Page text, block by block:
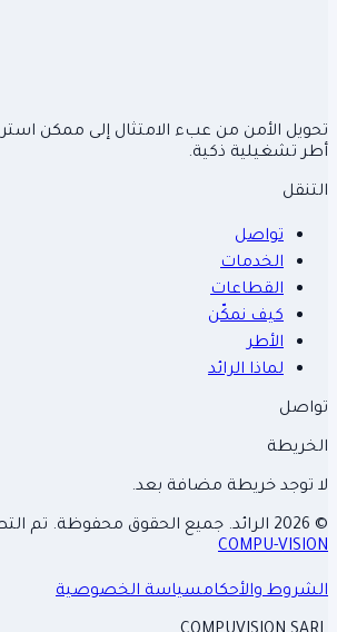
تحويل الأمن من عبء الامتثال إلى ممكن
أطر تشغيلية ذكية.
التنقل
تواصل
الخدمات
القطاعات
كيف نمكّن
الأطر
لماذا الرائد
تواصل
الخريطة
لا توجد خريطة مضافة بعد.
© 2026 الرائد. جميع الحقوق محفوظة. تم التطوير بواسطة
COMPU-VISION
الشروط والأحكامسياسة الخصوصية